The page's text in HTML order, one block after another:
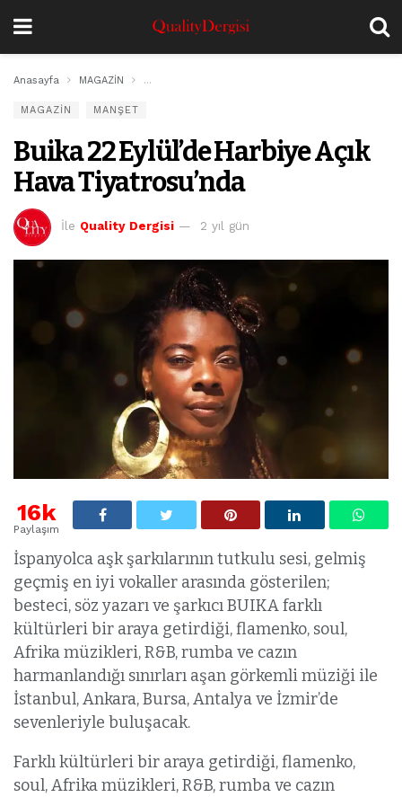
Anasayfa MAGAZİN Buika 22 Eylül’de Harbiye Açık Hava Tiyatrosu’nda
MAGAZİN MANŞET
Buika 22 Eylül’de Harbiye Açık
Hava Tiyatrosu’nda
İle Quality Dergisi 2 yıl gün
16k
Paylaşım
İspanyolca aşk şarkılarının tutkulu sesi, gelmiş
geçmiş en iyi vokaller arasında gösterilen;
besteci, söz yazarı ve şarkıcı BUIKA farklı
kültürleri bir araya getirdiği, flamenko, soul,
Afrika müzikleri, R&B, rumba ve cazın
harmanlandığı sınırları aşan görkemli müziği ile
İstanbul, Ankara, Bursa, Antalya ve İzmir’de
sevenleriyle buluşacak.
Farklı kültürleri bir araya getirdiği, flamenko,
soul, Afrika müzikleri, R&B, rumba ve cazın